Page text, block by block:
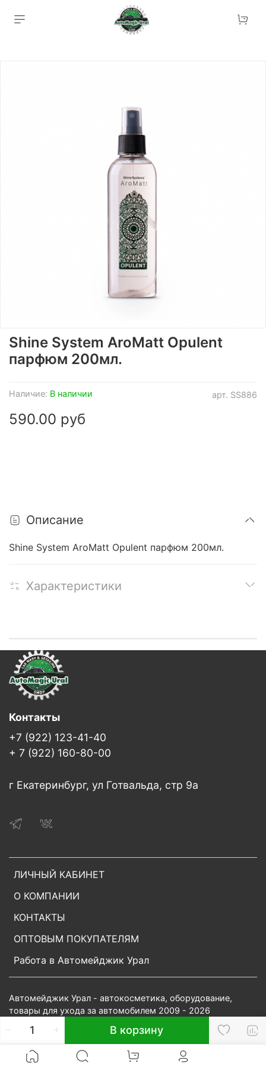
арт. SS886
Наличие: В наличии
Shine System AroMatt Opulent
парфюм 200мл.
590.00 руб
В корзину
Описание
Shine System AroMatt Opulent парфюм 200мл.
Характеристики
ЛИЧНЫЙ КАБИНЕТ
О КОМПАНИИ
КОНТАКТЫ
ОПТОВЫМ ПОКУПАТЕЛЯМ
Работа в Автомейджик Урал
Контакты
+7 (922) 123-41-40
+ 7 (922) 160-80-00
г Екатеринбург, ул Готвальда, стр 9а
Автомейджик Урал - автокосметика, оборудование,
товары для ухода за автомобилем 2009 - 2026